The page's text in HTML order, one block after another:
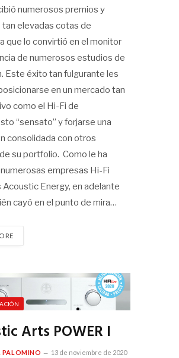
numerosos premios y
tan elevadas cotas de
que lo convirtió en el monitor
de numerosos estudios de
Este éxito tan fulgurante les
en un mercado tan
como el Hi-Fi de
“sensato” y forjarse una
consolidada con otros
su portfolio. Como le ha
empresas Hi-Fi
Acoustic Energy, en adelante
cayó en el punto de mira…
Arts POWER I
PALOMINO 13 de noviembre de 2020